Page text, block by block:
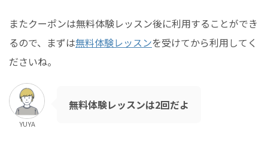
またクーポンは無料体験レッスン後に利用することができ
るので、まずは無料体験レッスンを受けてから利用してく
ださいね。
YUYA
無料体験レッスンは2回だよ